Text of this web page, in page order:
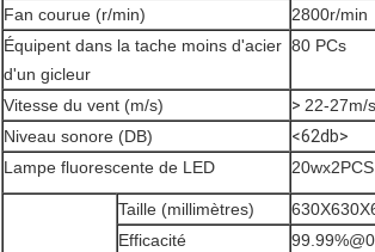
Fan courue (r/min)
2800r/min
Équipent dans la tache moins d'acier
d'un gicleur
80 PCs
Vitesse du vent (m/s) > 22-27m/s
Niveau sonore (DB)
<62db>
Lampe fluorescente de LED
20wx2PCS
Taille (millimètres)
Efficacité